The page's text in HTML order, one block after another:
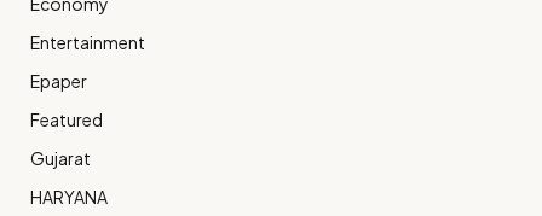
Entertainment
Epaper
Featured
Gujarat
HARYANA